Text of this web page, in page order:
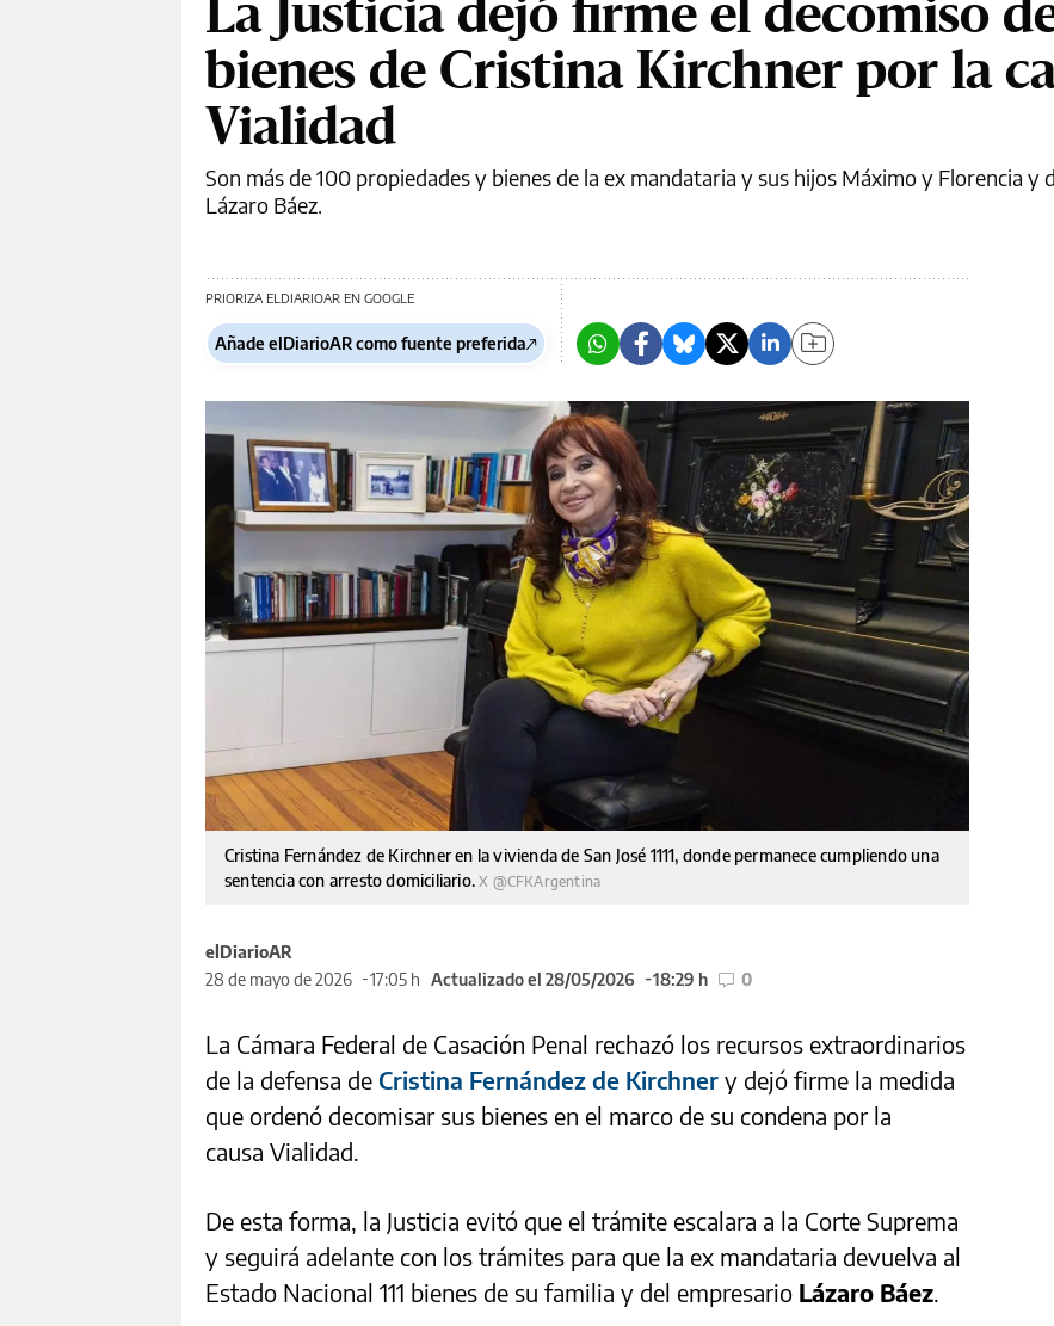
bienes de Cristina Kirchner por la
Vialidad
Son más de 100 propiedades y bienes de la ex mandataria y sus hijos Máximo y Florencia y
Lázaro Báez.
PRIORIZA ELDIARIOAR EN GOOGLE
Añade elDiarioAR como fuente preferida
Cristina Fernández de Kirchner en la vivienda de San José 1111, donde permanece cumpliendo una
sentencia con arresto domiciliario.X @CFKArgentina
elDiarioAR
28 de mayo de 2026
17:05 h Actualizado el 28/05/2026 18:29 h 0
La Cámara Federal de Casación Penal rechazó los recursos extraordinarios
de la defensa de Cristina Fernández de Kirchner y dejó firme la medida
que ordenó decomisar sus bienes en el marco de su condena por la
causa Vialidad.
De esta forma, la Justicia evitó que el trámite escalara a la Corte Suprema
y seguirá adelante con los trámites para que la ex mandataria devuelva al
Estado Nacional 111 bienes de su familia y del empresario Lázaro Báez.